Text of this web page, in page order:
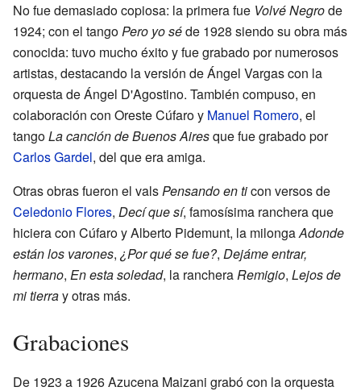
No fue demasiado copiosa: la primera fue Volvé Negrode
1924; con el tangoPero yo séde 1928 siendo su obra más
conocida: tuvo mucho éxito y fue grabado por numerosos
artistas, destacando la versión de Ángel Vargas con la
orquesta de Ángel D'Agostino. También compuso, en
colaboración con Oreste Cúfaro y Manuel Romero, el
tangoLa canción de Buenos Airesque fue grabado por
Carlos Gardel, del que era amiga.
Otras obras fueron el valsPensando en ticon versos de
Celedonio Flores, Decí que sí, famosísima ranchera que
hiciera con Cúfaro y Alberto Pidemunt, la milongaAdonde
están los varones, ¿Por qué se fue?, Dejáme entrar,
hermano, En esta soledad, la rancheraRemigio, Lejos de
mi tierray otras más.
Grabaciones
De 1923 a 1926 Azucena Maizani grabó con la orquesta